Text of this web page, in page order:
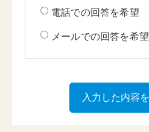
電話での回答を希望
メールでの回答を希望